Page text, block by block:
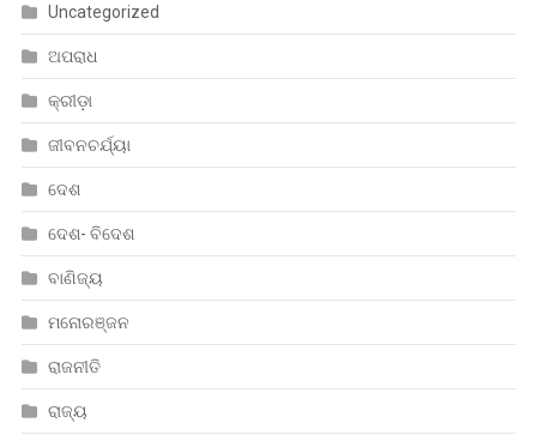
Uncategorized
ଅପରାଧ
କ୍ରୀଡ଼ା
ଜୀବନଚର୍ଯ୍ୟା
ଦେଶ
ଦେଶ- ବିଦେଶ
ବାଣିଜ୍ୟ
ମନୋରଞ୍ଜନ
ରାଜନୀତି
ରାଜ୍ୟ